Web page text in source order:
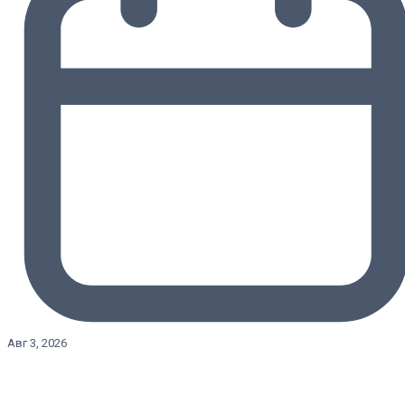
Авг 3, 2026